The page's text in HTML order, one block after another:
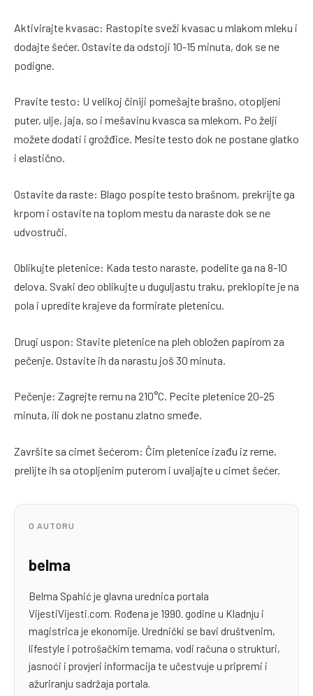
Aktivirajte kvasac: Rastopite sveži kvasac u mlakom mleku i
dodajte šećer. Ostavite da odstoji 10-15 minuta, dok se ne
podigne.
Pravite testo: U velikoj činiji pomešajte brašno, otopljeni
puter, ulje, jaja, so i mešavinu kvasca sa mlekom. Po želji
možete dodati i grožđice. Mesite testo dok ne postane glatko
i elastično.
Ostavite da raste: Blago pospite testo brašnom, prekrijte ga
krpom i ostavite na toplom mestu da naraste dok se ne
udvostruči.
Oblikujte pletenice: Kada testo naraste, podelite ga na 8-10
delova. Svaki deo oblikujte u duguljastu traku, preklopite je na
pola i upredite krajeve da formirate pletenicu.
Drugi uspon: Stavite pletenice na pleh obložen papirom za
pečenje. Ostavite ih da narastu još 30 minuta.
Pečenje: Zagrejte rernu na 210°C. Pecite pletenice 20-25
minuta, ili dok ne postanu zlatno smeđe.
Završite sa cimet šećerom: Čim pletenice izađu iz rerne,
prelijte ih sa otopljenim puterom i uvaljajte u cimet šećer.
O AUTORU
belma
Belma Spahić je glavna urednica portala
VijestiVijesti.com. Rođena je 1990. godine u Kladnju i
magistrica je ekonomije. Urednički se bavi društvenim,
lifestyle i potrošačkim temama, vodi računa o strukturi,
jasnoći i provjeri informacija te učestvuje u pripremi i
ažuriranju sadržaja portala.